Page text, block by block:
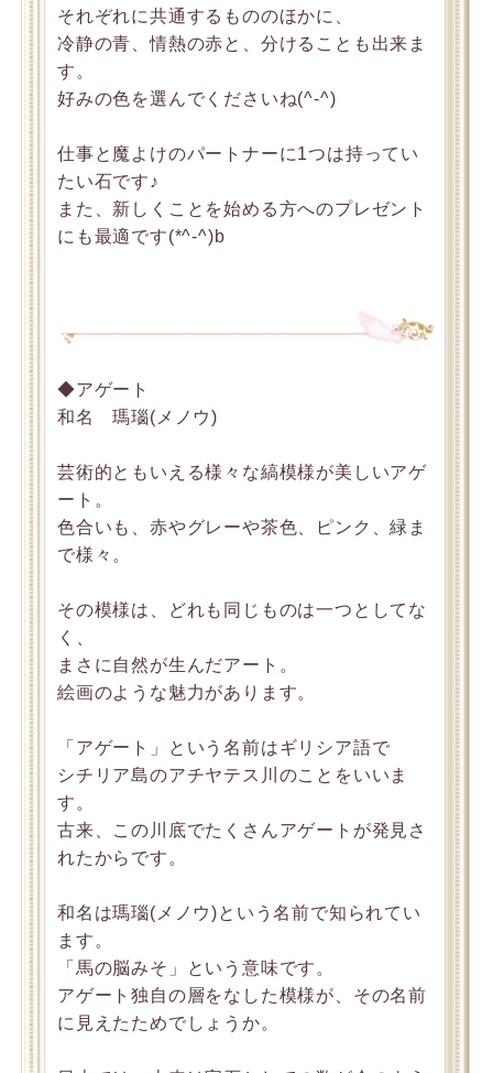
それぞれに共通するもののほかに、
冷静の青、情熱の赤と、分けることも出来ま
す。
好みの色を選んでくださいね(^-^)
仕事と魔よけのパートナーに1つは持ってい
たい石です♪
また、新しくことを始める方へのプレゼント
にも最適です(*^-^)b
◆アゲート
和名 瑪瑙(メノウ)
芸術的ともいえる様々な縞模様が美しいアゲ
ート。
色合いも、赤やグレーや茶色、ピンク、緑ま
で様々。
その模様は、どれも同じものは一つとしてな
く、
まさに自然が生んだアート。
絵画のような魅力があります。
「アゲート」という名前はギリシア語で
シチリア島のアチヤテス川のことをいいま
す。
古来、この川底でたくさんアゲートが発見さ
れたからです。
和名は瑪瑙(メノウ)という名前で知られてい
ます。
「馬の脳みそ」という意味です。
アゲート独自の層をなした模様が、その名前
に見えたためでしょうか。